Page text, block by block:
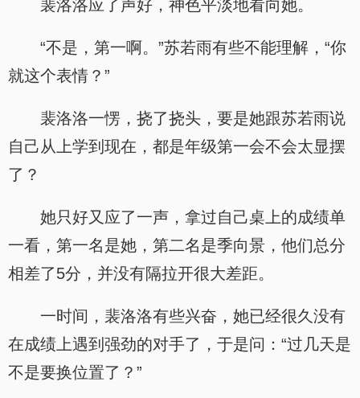
裴洛洛应了声好，神色平淡地看向她。
“不是，第一啊。”苏若雨有些不能理解，“你
就这个表情？”
裴洛洛一愣，挠了挠头，要是她跟苏若雨说
自己从上学到现在，都是年级第一会不会太显摆
了？
她只好又应了一声，拿过自己桌上的成绩单
一看，第一名是她，第二名是季向景，他们总分
相差了5分，并没有隔拉开很大差距。
一时间，裴洛洛有些兴奋，她已经很久没有
在成绩上遇到强劲的对手了，于是问：“过几天是
不是要换位置了？”